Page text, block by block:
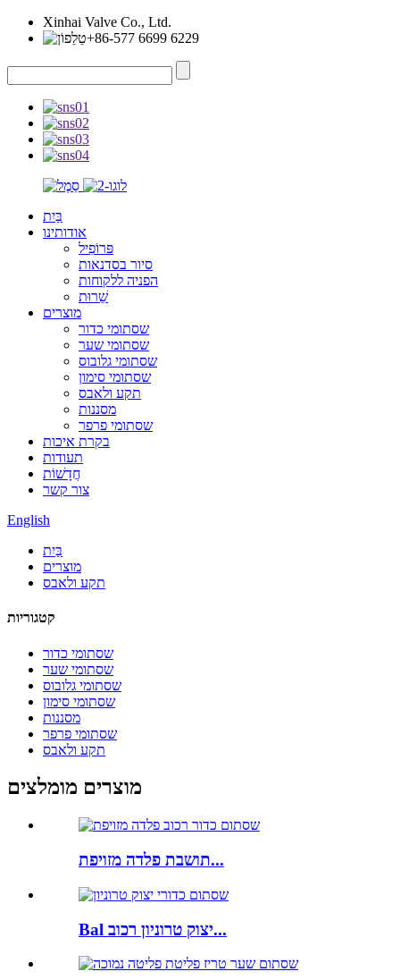
Xinhai Valve Co., Ltd.
+86-577 6699 6229
בַּיִת
אודותינו
פּרוֹפִיל
סיור בסדנאות
הפניה ללקוחות
שֵׁרוּת
מוצרים
שסתומי כדור
שסתומי שער
שסתומי גלובוס
שסתומי סימון
תקע ולאבס
מסננות
שסתומי פרפר
בקרת איכות
תעודות
חֲדָשׁוֹת
צור קשר
English
בַּיִת
מוצרים
תקע ולאבס
קטגוריות
שסתומי כדור
שסתומי שער
שסתומי גלובוס
שסתומי סימון
מסננות
שסתומי פרפר
תקע ולאבס
מוצרים מומלצים
תושבת פלדה מזויפת...
Bal יצוק טרוניון רכוב...